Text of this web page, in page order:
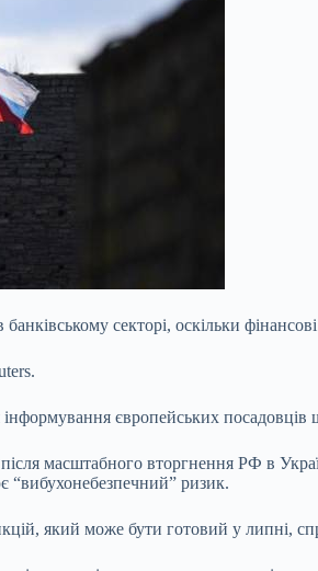
секторі, оскільки
європейських посадовців
масштабного вторгнення РФ в
“вибухонебезпечний” ризик.
який може бути готовий у липні,